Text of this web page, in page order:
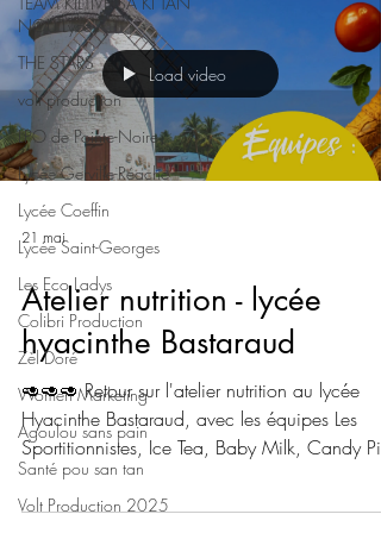
NOU Lycé
THE STARS
volt production
LPO de Pointe-Noire
Lycée Gerville-Réache
Lycée Coeffin
Lycée Saint-Georges
Les Eco Ladys
Colibri Production
Zèl Doré
Women Marketing
Agoulou sans pain
Santé pou san tan
Volt Production 2025
leur film.🤗
Load video
21 mai
Atelier nutrition - lycée
hyacinthe Bastaraud
🥑🥑🥑 Retour sur l'atelier nutrition au lycée
Hyacinthe Bastaraud, avec les équipes Les
Sportitionnistes, Ice Tea, Baby Milk, Candy
et Les Chipies gourmandes. Un atelier animé
par Raïssa Rubrice, diététicienne nutritionniste !